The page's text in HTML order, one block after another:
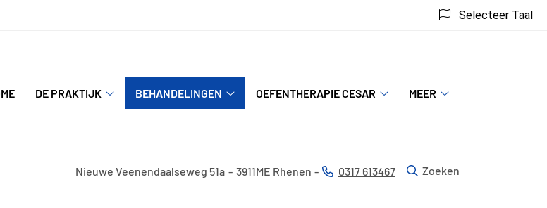
Selecteer Taal
DE PRAKTIJK
BEHANDELINGEN
OEFENTHERAPIE CESAR
MEER
Nieuwe Veenendaalseweg 51a 3911ME Rhenen Tel:
0317 613467 Zoeken